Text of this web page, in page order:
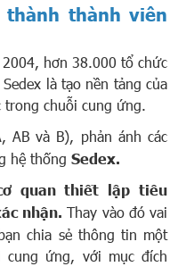
thành viên
hơn 38.000 tổ chức
là tạo nền tảng của
chuỗi cung ứng.
, ABvà B), phản ánh các
hệ thống Sedex.
quan thiết lập tiêu
nhận. Thay vào đó vai
chia sẻ thông tin một
cung ứng, với mục đích